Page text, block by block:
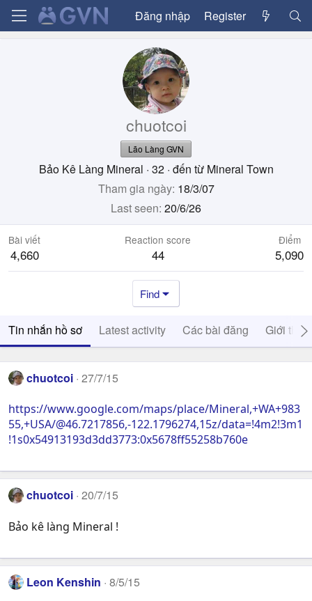
Đăng nhập Register
chuotcoi
Lão Làng GVN
Bảo Kê Làng Mineral · 32 · đến từ Mineral Town
Tham gia ngày 18/3/07
Last seen 20/6/26
Bài viết
4,660
Reaction score
44
Điểm
5,090
Find
Tin nhắn hồ sơ Latest activity Các bài đăng Giới thiệu
chuotcoi 27/7/15
https://www.google.com/maps/place/Mineral,+WA+983
55,+USA/@46.7217856,-122.1796274,15z/data=!4m2!3m1
!1s0x54913193d3dd3773:0x5678ff55258b760e
chuotcoi 20/7/15
Bảo kê làng Mineral !
Leon Kenshin 8/5/15